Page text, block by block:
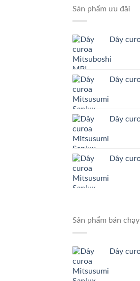
Sản phẩm ưu đãi
Dây
Dây
Dây
Dây
Sản phẩm bán
Dây